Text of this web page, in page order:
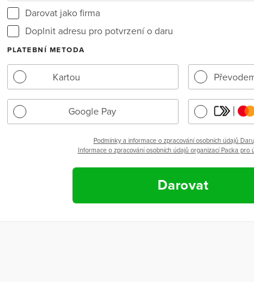
Darovat jako firma
Doplnit adresu pro potvrzení o daru
PLATEBNÍ METODA
Kartou
Google Pay
Podmínky a informace o zpracování osobních údajů
Informace o zpracování osobních údajů organizací Packa pro
Darovat